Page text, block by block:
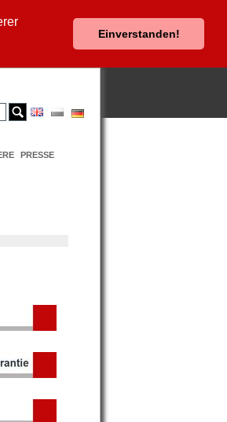
Einverstanden!
PRESSE